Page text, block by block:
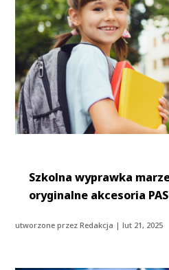
Szkolna wyprawka
oryginalne akcesoria
utworzone przezRedakcja |lut 21, 2025